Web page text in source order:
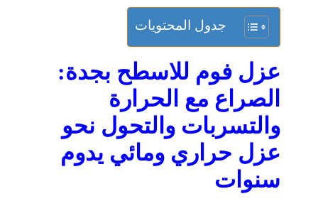
جدول المحتويات
عزل فوم للاسطح بجدة:
الصراع مع الحرارة
والتسربات والتحول نحو
عزل حراري ومائي يدوم
سنوات